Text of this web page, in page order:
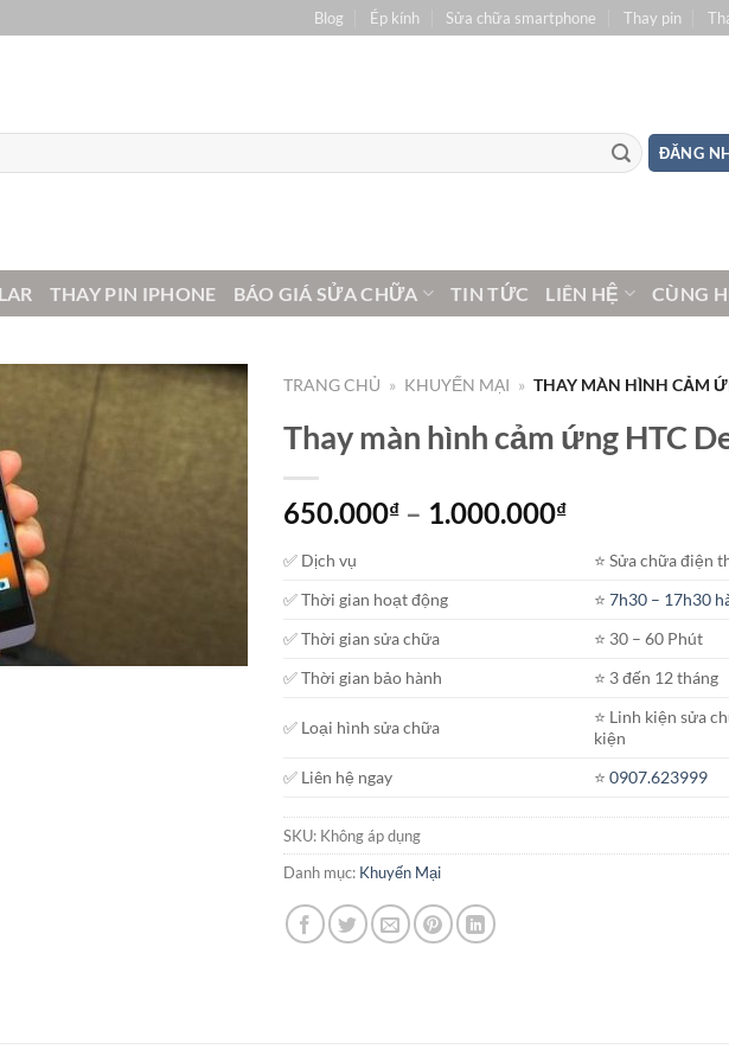
Blog Ép kính Sửa chữa smartphone Thay pin
ĐĂNG
THAY PIN IPHONE BÁO GIÁ SỬA CHỮA TIN TỨC LIÊN HỆ CÙNG
TRANG CHỦ » KHUYẾN MẠI » THAY MÀN HÌNH CẢM
Thay màn hình cảm ứng HTC
650.000₫ – 1.000.000₫Khoảng
từ
650.000₫
đến
1.000.000₫
✅ Dịch vụ
⭐️ Sửa chữa điện
✅ Thời gian hoạt động
⭐️7h30 – 17h30
✅ Thời gian sửa chữa
⭐️ 30 – 60 Phút
✅ Thời gian bảo hành
⭐️ 3 đến 12 tháng
✅ Loại hình sửa chữa
⭐️ Linh kiện sửa
kiện
✅ Liên hệ ngay
⭐️0907.623999
SKU: Không áp dụng
Danh mục: Khuyến Mại